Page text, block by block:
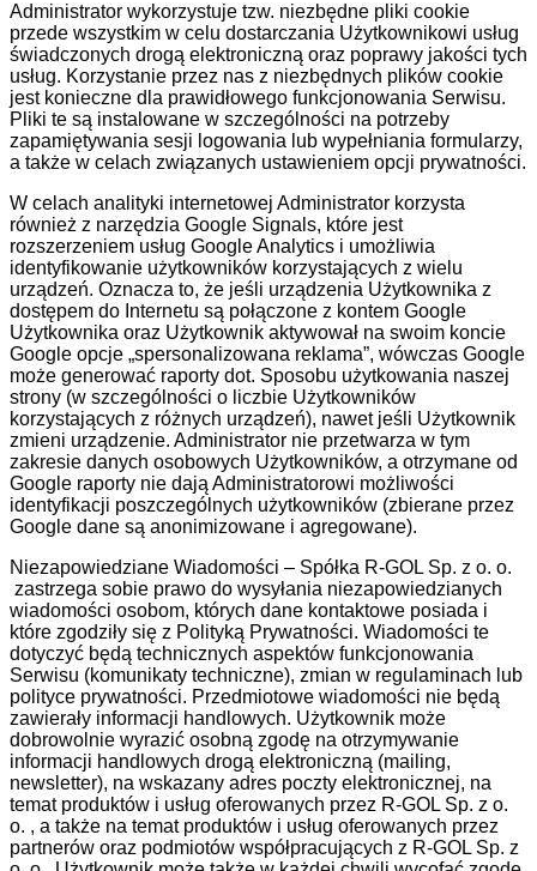
Administrator wykorzystuje tzw. niezbędne pliki cookie
przede wszystkim w celu dostarczania Użytkownikowi usług
świadczonych drogą elektroniczną oraz poprawy jakości tych
usług. Korzystanie przez nas z niezbędnych plików cookie
jest konieczne dla prawidłowego funkcjonowania Serwisu.
Pliki te są instalowane w szczególności na potrzeby
zapamiętywania sesji logowania lub wypełniania formularzy,
a także w celach związanych ustawieniem opcji prywatności.
W celach analityki internetowej Administrator korzysta
również z narzędzia Google Signals, które jest
rozszerzeniem usług Google Analytics i umożliwia
identyfikowanie użytkowników korzystających z wielu
urządzeń. Oznacza to, że jeśli urządzenia Użytkownika z
dostępem do Internetu są połączone z kontem Google
Użytkownika oraz Użytkownik aktywował na swoim koncie
Google opcje „spersonalizowana reklama”, wówczas Google
może generować raporty dot. Sposobu użytkowania naszej
strony (w szczególności o liczbie Użytkowników
korzystających z różnych urządzeń), nawet jeśli Użytkownik
zmieni urządzenie. Administrator nie przetwarza w tym
zakresie danych osobowych Użytkowników, a otrzymane od
Google raporty nie dają Administratorowi możliwości
identyfikacji poszczególnych użytkowników (zbierane przez
Google dane są anonimizowane i agregowane).
Niezapowiedziane Wiadomości – Spółka R-GOL Sp. z o. o.
zastrzega sobie prawo do wysyłania niezapowiedzianych
wiadomości osobom, których dane kontaktowe posiada i
które zgodziły się z Polityką Prywatności. Wiadomości te
dotyczyć będą technicznych aspektów funkcjonowania
Serwisu (komunikaty techniczne), zmian w regulaminach lub
polityce prywatności. Przedmiotowe wiadomości nie będą
zawierały informacji handlowych. Użytkownik może
dobrowolnie wyrazić osobną zgodę na otrzymywanie
informacji handlowych drogą elektroniczną (mailing,
newsletter), na wskazany adres poczty elektronicznej, na
temat produktów i usług oferowanych przez R-GOL Sp. z o.
o. , a także na temat produktów i usług oferowanych przez
partnerów oraz podmiotów współpracujących z R-GOL Sp. z